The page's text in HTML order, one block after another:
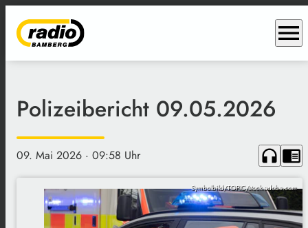
menu
Polizeibericht 09.05.2026
09. Mai 2026 · 09:58 Uhr headphones chrome_reader_mode
Symbolbild/TOPIC/stock.adobe.com